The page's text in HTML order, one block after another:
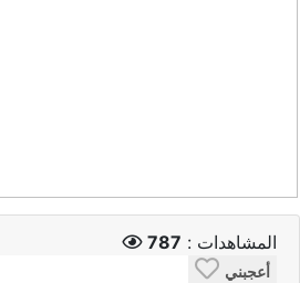
المشاهدات : 787
أعجبني